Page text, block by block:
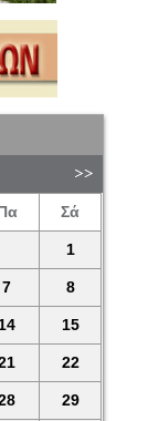
Σά
1
7 8
15
22
29